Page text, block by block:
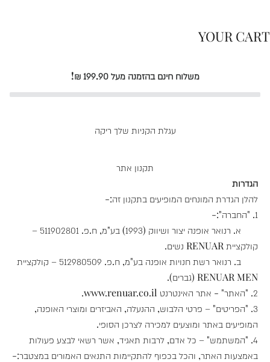
YOUR CART
משלוח חינם בהזמנה מעל 199.90 ₪!
עגלת הקניות שלך ריקה
תקנון אתר
הגדרות
להלן הגדרת המונחים המופיעים בתקנון זה:-
1. "החברה":-
א. רנואר אופנה יצור ושיווק (1993) בע"מ, ח.פ. 511902801 –
קולקציית RENUAR נשים.
ב. רנואר רשת חנויות אופנה בע"מ, ח.פ. 512980509 – קולקציית
RENUAR MEN (גברים).
2. "האתר" - אתר האינטרנט www.renuar.co.il.
3. "הפריטים" – פרטי הלבוש, ההנעלה, האביזרים ומוצרי האופנה,
המופיעים באתר ומוצעים למכירה לצרכן הסופי.
4. "המשתמש" – כל אדם, לרבות תאגיד, אשר רשאי לבצע פעולות
באמצעות האתר, והכל בכפוף להתקיימות התנאים האמורים במצטבר:-